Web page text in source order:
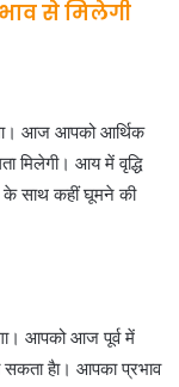
से मिलेगी
आज आपको आर्थिक
मिलेगी। आय में वृद्धि
साथ कहीं घूमने की
आपको आज पूर्व में
हैा। आपका प्रभाव